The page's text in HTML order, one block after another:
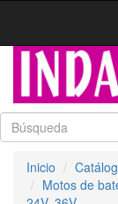
Inicio
Motos de